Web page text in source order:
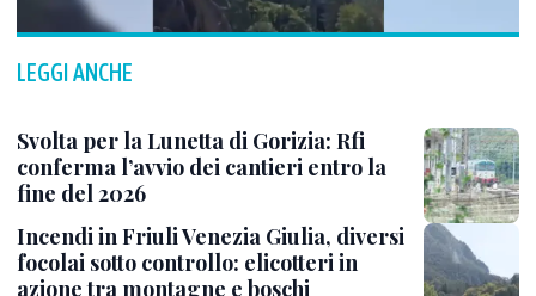
LEGGI ANCHE
Svolta per la Lunetta di Gorizia: Rfi
conferma l’avvio dei cantieri entro la
fine del 2026
Incendi in Friuli Venezia Giulia, diversi
focolai sotto controllo: elicotteri in
azione tra montagne e boschi